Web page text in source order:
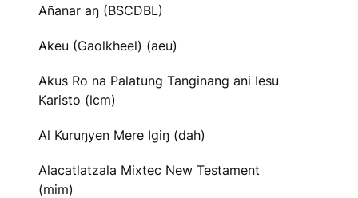
Añanar aŋ (BSCDBL)
Akeu (Gaolkheel) (aeu)
Akus Ro na Palatung Tanginang ani Iesu
Karisto (lcm)
Al Kuruŋyen Mere Igiŋ (dah)
Alacatlatzala Mixtec New Testament
(mim)